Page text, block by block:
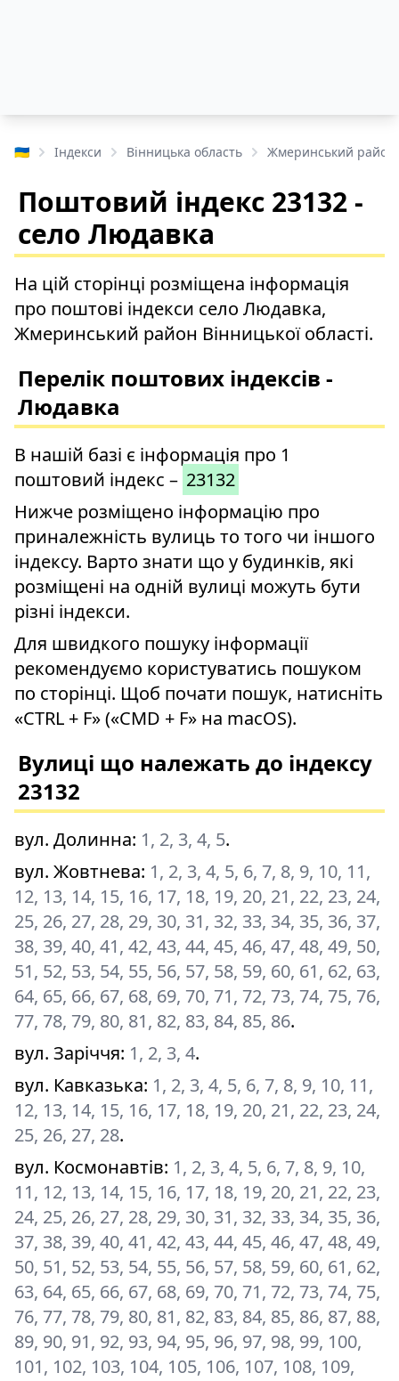
🇺🇦 Індекси Вінницька область Жмеринський район
Поштовий індекс 23132 -
село Людавка
На цій сторінці розміщена інформація
про поштові індекси село Людавка,
Жмеринський район Вінницької області.
Перелік поштових індексів -
Людавка
В нашій базі є інформація про 1
поштовий індекс – 23132
Нижче розміщено інформацію про
приналежність вулиць то того чи іншого
індексу. Варто знати що у будинків, які
розміщені на одній вулиці можуть бути
різні індекси.
Для швидкого пошуку інформації
рекомендуємо користуватись пошуком
по сторінці. Щоб почати пошук, натисніть
«CTRL + F» («CMD + F» на macOS).
Вулиці що належать до індексу
23132
вул. Долинна: 1, 2, 3, 4, 5.
вул. Жовтнева: 1, 2, 3, 4, 5, 6, 7, 8, 9, 10, 11,
12, 13, 14, 15, 16, 17, 18, 19, 20, 21, 22, 23, 24,
25, 26, 27, 28, 29, 30, 31, 32, 33, 34, 35, 36, 37,
38, 39, 40, 41, 42, 43, 44, 45, 46, 47, 48, 49, 50,
51, 52, 53, 54, 55, 56, 57, 58, 59, 60, 61, 62, 63,
64, 65, 66, 67, 68, 69, 70, 71, 72, 73, 74, 75, 76,
77, 78, 79, 80, 81, 82, 83, 84, 85, 86.
вул. Заріччя: 1, 2, 3, 4.
вул. Кавказька: 1, 2, 3, 4, 5, 6, 7, 8, 9, 10, 11,
12, 13, 14, 15, 16, 17, 18, 19, 20, 21, 22, 23, 24,
25, 26, 27, 28.
вул. Космонавтів: 1, 2, 3, 4, 5, 6, 7, 8, 9, 10,
11, 12, 13, 14, 15, 16, 17, 18, 19, 20, 21, 22, 23,
24, 25, 26, 27, 28, 29, 30, 31, 32, 33, 34, 35, 36,
37, 38, 39, 40, 41, 42, 43, 44, 45, 46, 47, 48, 49,
50, 51, 52, 53, 54, 55, 56, 57, 58, 59, 60, 61, 62,
63, 64, 65, 66, 67, 68, 69, 70, 71, 72, 73, 74, 75,
76, 77, 78, 79, 80, 81, 82, 83, 84, 85, 86, 87, 88,
89, 90, 91, 92, 93, 94, 95, 96, 97, 98, 99, 100,
101, 102, 103, 104, 105, 106, 107, 108, 109,